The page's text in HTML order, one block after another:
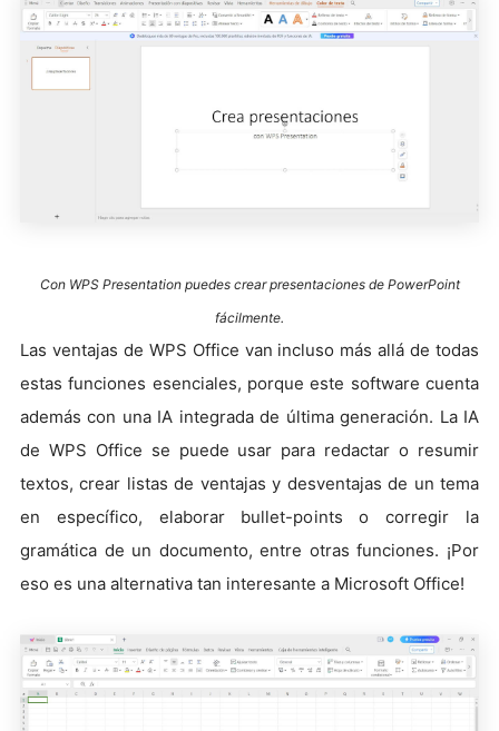
Con WPS Presentation puedes crear presentaciones de PowerPoint
fácilmente.
Las ventajas de WPS Office van incluso más allá de todas
estas funciones esenciales, porque este software cuenta
además con una IA integrada de última generación. La IA
de WPS Office se puede usar para redactar o resumir
textos, crear listas de ventajas y desventajas de un tema
en específico, elaborar bullet-points o corregir la
gramática de un documento, entre otras funciones. ¡Por
eso es una alternativa tan interesante a Microsoft Office!